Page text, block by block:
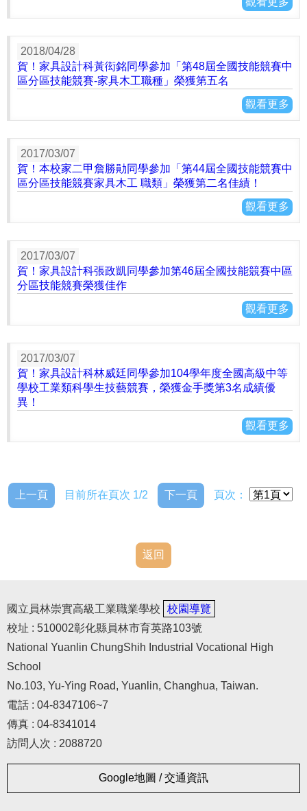
2018/04/28
賀！家具設計科黃衒銘同學參加「第48屆全國技能競賽中
區分區技能競賽-家具木工職種」榮獲第五名
觀看更多
2017/03/07
賀！本校家二甲詹勝勛同學參加「第44屆全國技能競賽中
區分區技能競賽家具木工 職類」榮獲第二名佳績！
觀看更多
2017/03/07
賀！家具設計科張政凱同學參加第46屆全國技能競賽中區
分區技能競賽榮獲佳作
觀看更多
2017/03/07
賀！家具設計科林威廷同學參加104學年度全國高級中等
學校工業類科學生技藝競賽，榮獲金手獎第3名成績優
異！
觀看更多
上一頁 目前所在頁次 1/2 下一頁 頁次：
返回
國立員林崇實高級工業職業學校
校園導覽
校址 : 510002彰化縣員林市育英路103號
National Yuanlin ChungShih Industrial Vocational High
School
No.103, Yu-Ying Road, Yuanlin, Changhua, Taiwan.
電話 : 04-8347106~7
傳真 : 04-8341014
訪問人次 : 2088720
Google地圖 / 交通資訊